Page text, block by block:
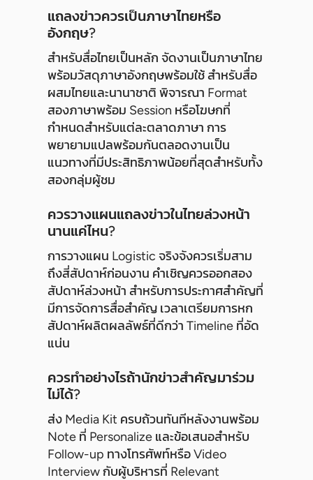
แถลงข่าวควรเป็นภาษาไทยหรือ
อังกฤษ?
สำหรับสื่อไทยเป็นหลัก จัดงานเป็นภาษาไทย
พร้อมวัสดุภาษาอังกฤษพร้อมใช้ สำหรับสื่อ
ผสมไทยและนานาชาติ พิจารณา Format
สองภาษาพร้อม Session หรือโฆษกที่
กำหนดสำหรับแต่ละตลาดภาษา การ
พยายามแปลพร้อมกันตลอดงานเป็น
แนวทางที่มีประสิทธิภาพน้อยที่สุดสำหรับทั้ง
สองกลุ่มผู้ชม
ควรวางแผนแถลงข่าวในไทยล่วงหน้า
นานแค่ไหน?
การวางแผน Logistic จริงจังควรเริ่มสาม
ถึงสี่สัปดาห์ก่อนงาน คำเชิญควรออกสอง
สัปดาห์ล่วงหน้า สำหรับการประกาศสำคัญที่
มีการจัดการสื่อสำคัญ เวลาเตรียมการหก
สัปดาห์ผลิตผลลัพธ์ที่ดีกว่า Timeline ที่อัด
แน่น
ควรทำอย่างไรถ้านักข่าวสำคัญมาร่วม
ไม่ได้?
ส่ง Media Kit ครบถ้วนทันทีหลังงานพร้อม
Note ที่ Personalize และข้อเสนอสำหรับ
Follow-up ทางโทรศัพท์หรือ Video
Interview กับผู้บริหารที่ Relevant